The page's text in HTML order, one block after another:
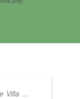
Villa …